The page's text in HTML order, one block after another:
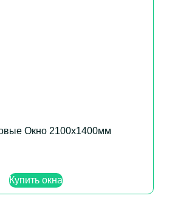
Окно 2100х1400мм
Купить окна